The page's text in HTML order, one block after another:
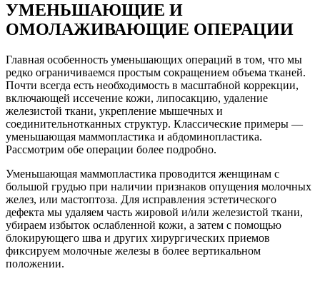
УМЕНЬШАЮЩИЕ И
ОМОЛАЖИВАЮЩИЕ ОПЕРАЦИИ
Главная особенность уменьшающих операций в том, что мы
редко ограничиваемся простым сокращением объема тканей.
Почти всегда есть необходимость в масштабной коррекции,
включающей иссечение кожи, липосакцию, удаление
железистой ткани, укрепление мышечных и
соединительнотканных структур. Классические примеры —
уменьшающая маммопластика и абдоминопластика.
Рассмотрим обе операции более подробно.
Уменьшающая маммопластика проводится женщинам с
большой грудью при наличии признаков опущения молочных
желез, или мастоптоза. Для исправления эстетического
дефекта мы удаляем часть жировой и/или железистой ткани,
убираем избыток ослабленной кожи, а затем с помощью
блокирующего шва и других хирургических приемов
фиксируем молочные железы в более вертикальном
положении.